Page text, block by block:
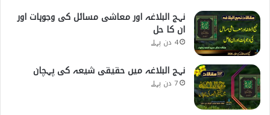
نہج البلاغہ اور معاشی مسائل کی وجوہات اور
ان کا حل
4 دن پہلے
نہج البلاغہ میں حقیقی شیعہ کی پہچان
7 دن پہلے